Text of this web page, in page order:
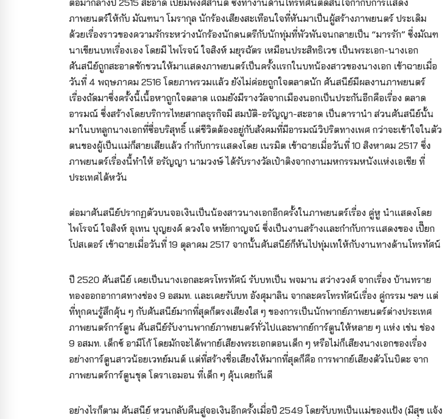
ภาพยนตร์ให้กับ มัณฑนา โมรากุล นักร้องเสียงสะเทือนใจที่หันมาเป็นผู้สร้างภาพยนตร์ ประเดิม
ด้วยเรื่องราวของความรักระหว่างนักร้องนักดนตรีกับนักทุ่มที่พัวพันจนกลายเป็น “มารรัก” ซี่งมัณฑ
นาเขียนบทเรื่องเอง โดยมี ไพโรจน์ ใจสิงห์ มยุรฉัตร เหมือนประสิทธิเวช เป็นพระเอก-นางเอก
ศันสนีย์ถูกสะอาดชักชวนให้มาแสดงภาพยนตร์เป็นครั้งแรกในบทน้องสาวของนางเอก เข้าฉายเมื่อ
วันที่ 4 พฤษภาคม 2516 โดยภาพรวมแล้ว ยังไม่ค่อยถูกใจตลาดนัก ศันสนีย์มีผลงานภาพยนตร์
เรื่องถัดมาซึ่งครั้งนี้เนื้อหาถูกใจตลาด แถมยังมีรางวัลจากเมืองนอกเป็นประกันอีกคือเรื่อง ตลาด
อารมณ์ ซึ่งสร้างโดยบริการไทยสากลธุรกิจมี สมบัติ-อรัญญา-สะอาด เป็นดารานำ ส่วนศันสนีย์นั้น
มาในบทลูกนางเอกที่ซื่อบริสุทธิ์ แต่ชีวิตต้องอยู่กับสังคมที่มีอารมณ์วิปริตทางเพศ กว่าจะเข้าใจในตัว
ตนของผู้เป็นแม่ก็สายเสียแล้ว กำกับการแสดงโดย เนรมิต เข้าฉายเมื่อวันที่ 10 สิงหาคม 2517 ซึ่ง
ภาพยนตร์เรื่องนี้ทำให้ อรัญญา นามวงษ์ ได้รับรางวัลเป๋าติงจากงานมหกรรมหนังแห่งเอเชีย ที่
ประเทศไต้หวัน
ต่อมาศันสนีย์ปรากฏตัวบนจอเงินเป็นน้องสาวนางเอกอีกครั้งในภาพยนตร์เรื่อง คู่หู นำแสดงโดย
ไพโรจน์ ใจสิงห์ อุเทน บุญยงค์ ดวงใจ หทัยกาญจน์ ซึ่งเป็นงานสร้างและกำกับการแสดงของ เปี๊ยก
โปสเตอร์ เข้าฉายเมื่อวันที่ 19 ตุลาคม 2517 จากนั้นศันสนีย์ก็หันไปทุ่มเทให้กับงานทางด้านโทรทัศน์
ปี 2520 ศันสนีย์ เคยเป็นนางเอกละครโทรทัศน์ รับบทเป็น พจมาน สว่างวงศ์ จากเรื่อง บ้านทราย
ทองออกอากาศทางช่อง 9 อสมท. และเคยรับบท อังศุมาลิน จากละครโทรทัศน์เรื่อง คู่กรรม ฯลฯ แต่
ที่ทุกคนรู้สึกคุ้น ๆ กับศันสนีย์มากที่สุดก็ตรงเสียงใส ๆ ของการเป็นนักพากย์ภาพยนตร์ต่างประเทศ
ภาพยนตร์การ์ตูน ศันสนีย์รับงานพากย์ภาพยนตร์ทั่วไปและพากย์การ์ตูนให้หลาย ๆ แห่ง เช่น ช่อง
9 อสมท. เด็กซ์ อามีโก้ โดยมักจะได้พากย์เสียงพระเอกตอนเด็ก ๆ หรือไม่ก็เสียงนางเอกของเรื่อง
อย่างการ์ตูนสาวน้อยเวทย์มนต์ แต่ที่สร้างชื่อเสียงให้มากที่สุดก็คือ การพากย์เสียงตัวโนบิตะ จาก
ภาพยนตร์การ์ตูนชุด โดราเอมอน ที่เด็ก ๆ คุ้นเคยกันดี
อย่างไรก็ตาม ศันสนีย์ หวนกลับคืนสู่จอเงินอีกครั้งเมื่อปี 2549 โดยรับบทเป็นแม่ของแป้ง (มีสุข แจ้ง